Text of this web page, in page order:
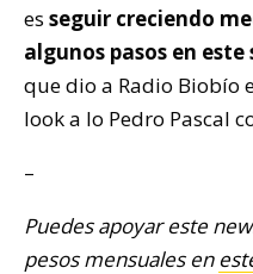
es seguir creciendo
algunos pasos en
que dio a Radio Biobío
look a lo Pedro Pascal
–
Puedes apoyar este
pesos mensuales en